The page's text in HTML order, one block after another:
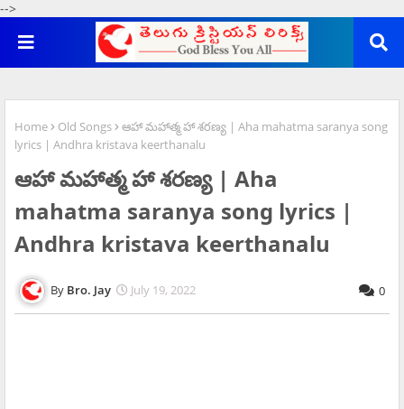
-->
Home Old Songs
ఆహా మహాత్మ హా శరణ్య | Aha mahatma saranya song
lyrics | Andhra kristava keerthanalu
ఆహా మహాత్మ హా శరణ్య | Aha
mahatma saranya song lyrics |
Andhra kristava keerthanalu
Bro. Jay July 19, 2022 0